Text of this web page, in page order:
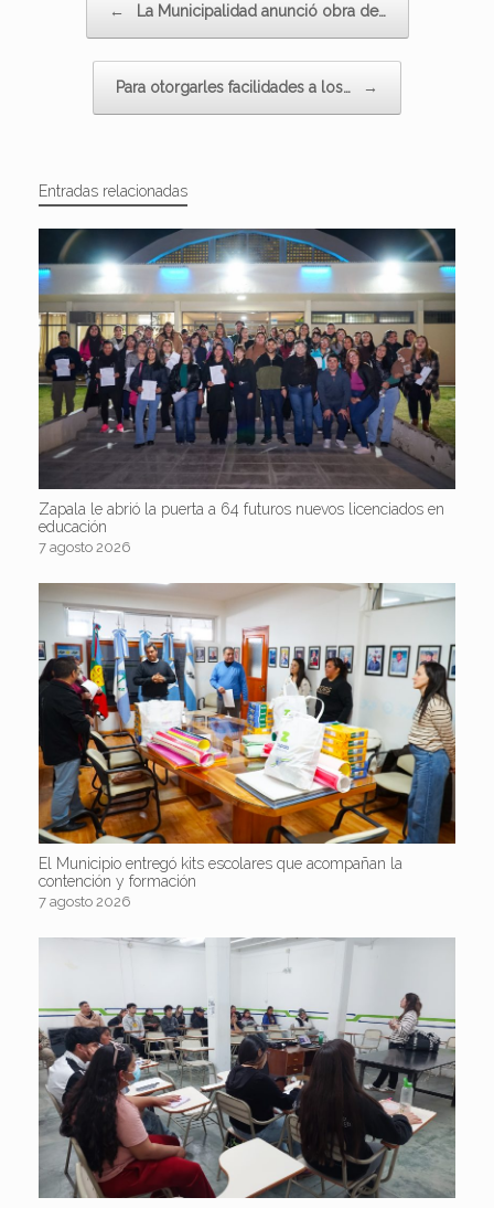
← La Municipalidad anunció obra de…
Para otorgarles facilidades a los… →
Entradas relacionadas
Zapala le abrió la puerta a 64 futuros nuevos licenciados en
educación
7 agosto 2026
El Municipio entregó kits escolares que acompañan la
contención y formación
7 agosto 2026